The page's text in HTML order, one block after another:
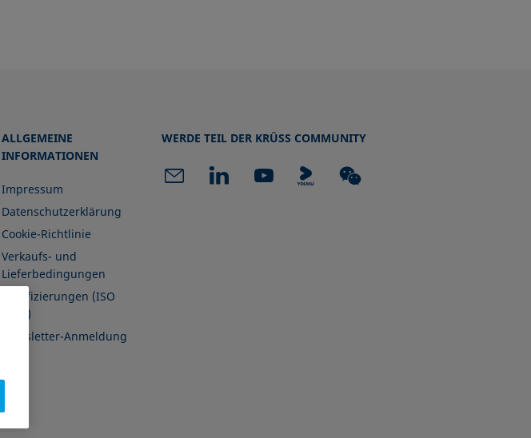
ALLGEMEINE
INFORMATIONEN
Impressum
Datenschutzerklärung
Cookie-Richtlinie
Verkaufs- und
Lieferbedingungen
Zertifizierungen (ISO
9001)
Newsletter-Anmeldung
WERDE TEIL DER KRÜSS COMMUNITY